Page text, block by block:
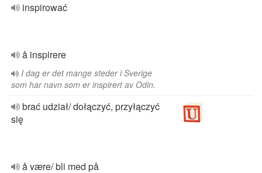
inspirować
å inspirere
I dag er det mange steder i Sverige
som har navn som er inspirert av Odin.
brać udział/ dołączyć, przyłączyć
się
å være/ bli med på